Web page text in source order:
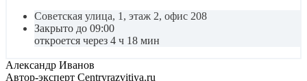
Советская улица, 1, этаж 2, офис 208
Закрыто до 09:00
откроется через 4 ч 18 мин
Александр Иванов
Автор-эксперт Centryrazvitiya.ru